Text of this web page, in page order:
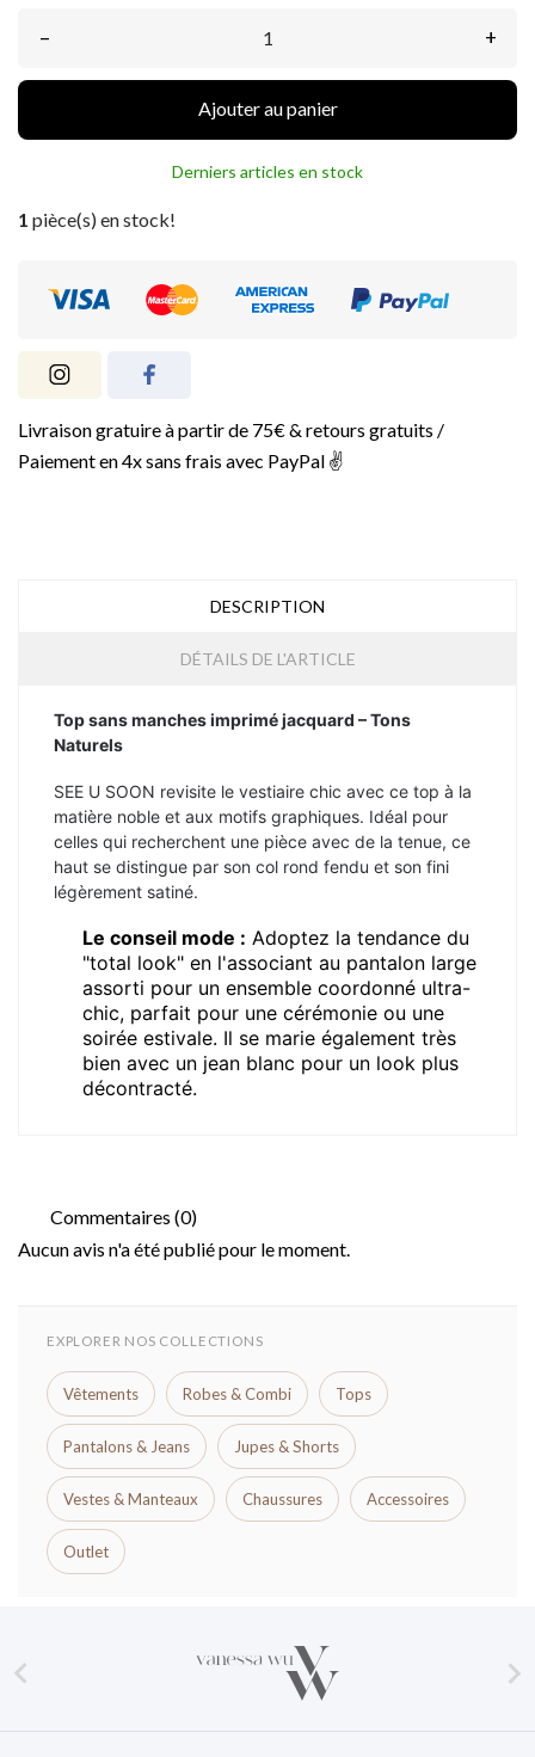
– +
Ajouter au panier
Derniers articles en stock
1 pièce(s) en stock!
Livraison gratuire à partir de 75€ & retours gratuits /
Paiement en 4x sans frais avec PayPal ✌️
DESCRIPTION
DÉTAILS DE L'ARTICLE
Top sans manches imprimé jacquard – Tons
Naturels
SEE U SOON revisite le vestiaire chic avec ce top à la
matière noble et aux motifs graphiques. Idéal pour
celles qui recherchent une pièce avec de la tenue, ce
haut se distingue par son col rond fendu et son fini
légèrement satiné.
Le conseil mode : Adoptez la tendance du
"total look" en l'associant au pantalon large
assorti pour un ensemble coordonné ultra-
chic, parfait pour une cérémonie ou une
soirée estivale. Il se marie également très
bien avec un jean blanc pour un look plus
décontracté.
Commentaires (0)
Aucun avis n'a été publié pour le moment.
EXPLORER NOS COLLECTIONS
Vêtements Robes & Combi Tops
Pantalons & Jeans Jupes & Shorts
Vestes & Manteaux Chaussures Accessoires
Outlet
 